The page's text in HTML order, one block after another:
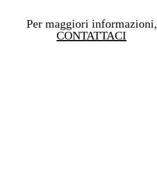
Per maggiori informazioni,
CONTATTACI